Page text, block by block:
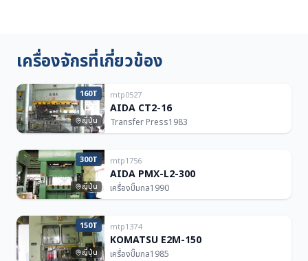
เครื่องจักรที่เกี่ยวข้อง
160T
ญี่ปุ่น
mtp0527
AIDA CT2-16
Transfer Press1983
300T
ญี่ปุ่น
mtp1756
AIDA PMX-L2-300
เครื่องปั๊มกล1990
150T
ญี่ปุ่น
mtp1374
KOMATSU E2M-150
เครื่องปั๊มกล1985